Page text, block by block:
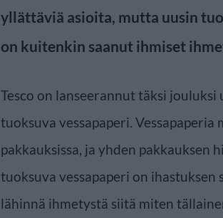
yllättäviä asioita, mutta uusin
on kuitenkin saanut ihmiset
Tesco on lanseerannut täksi
tuoksuva vessapaperi.
pakkauksissa, ja yhden pakkauksen
tuoksuva vessapaperi on ihastuksen
lähinnä ihmetystä siitä miten